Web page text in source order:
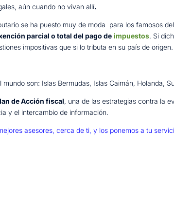
aún cuando no vivan allí.
se ha puesto muy de moda para los famosos
parcial o total del pago de impuestos. Si
impositivas que si lo tributa en su país de origen.
son: Islas Bermudas, Islas Caimán, Holanda,
de Acción fiscal, una de las estrategias contra la
y el intercambio de información.
asesores, cerca de ti, y los ponemos a tu